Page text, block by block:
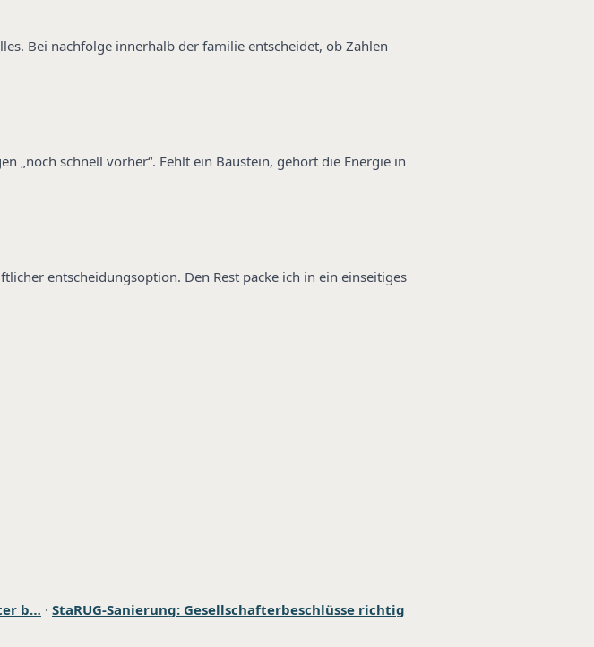
Bei nachfolge innerhalb der familie entscheidet, ob Zahlen
„noch schnell vorher“. Fehlt ein Baustein, gehört die Energie in
entscheidungsoption. Den Rest packe ich in ein einseitiges
b… · StaRUG-Sanierung: Gesellschafterbeschlüsse richtig